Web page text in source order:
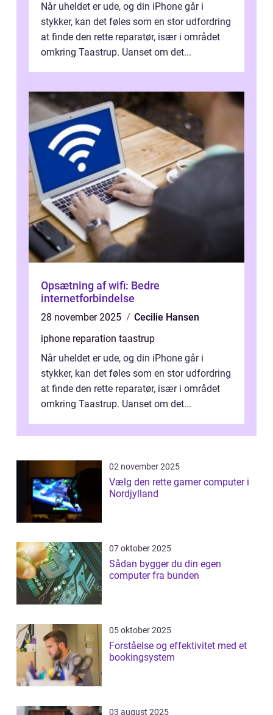
Når uheldet er ude, og din iPhone går i
stykker, kan det føles som en stor udfordring
at finde den rette reparatør, især i området
omkring Taastrup. Uanset om det...
Opsætning af wifi: Bedre
internetforbindelse
28 november 2025
Cecilie Hansen
iphone reparation taastrup
Når uheldet er ude, og din iPhone går i
stykker, kan det føles som en stor udfordring
at finde den rette reparatør, især i området
omkring Taastrup. Uanset om det...
02 november 2025
Vælg den rette gamer computer i
Nordjylland
07 oktober 2025
Sådan bygger du din egen
computer fra bunden
05 oktober 2025
Forståelse og effektivitet med et
bookingsystem
03 august 2025